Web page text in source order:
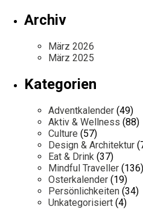
Archiv
März 2026
März 2025
Kategorien
Adventkalender (49)
Aktiv & Wellness (88)
Culture (57)
Design & Architektur
Eat & Drink (37)
Mindful Traveller (136)
Osterkalender (19)
Persönlichkeiten (34)
Unkategorisiert (4)